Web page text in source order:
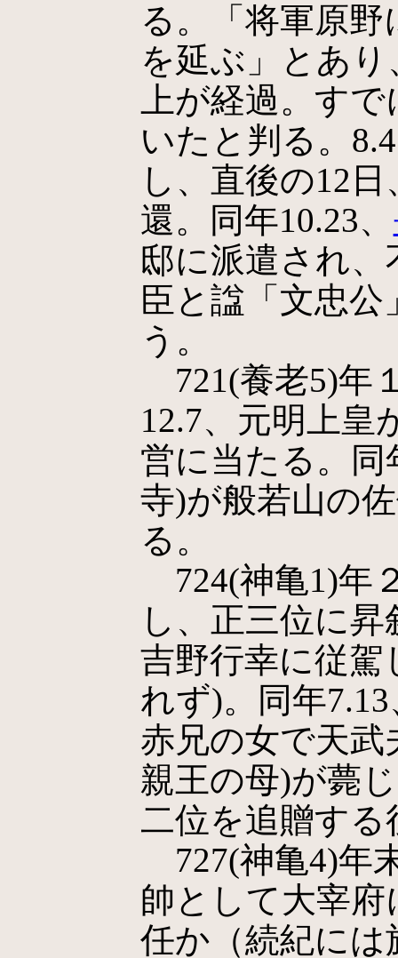
る。「将軍原
を延ぶ」とあ
上が経過。す
いたと判る。
し、直後の12
還。同年10.23、
邸に派遣され
臣と諡「文忠
う。
721(養老5)年
12.7、元明上皇
営に当たる。同
寺)が般若山の
る。
724(神亀1)年
し、正三位に
吉野行幸に従駕
れず)。同年
赤兄の女で天武
親王の母)が薨
二位を追贈する
727(神亀4)年
帥として大宰府
任か（続紀には